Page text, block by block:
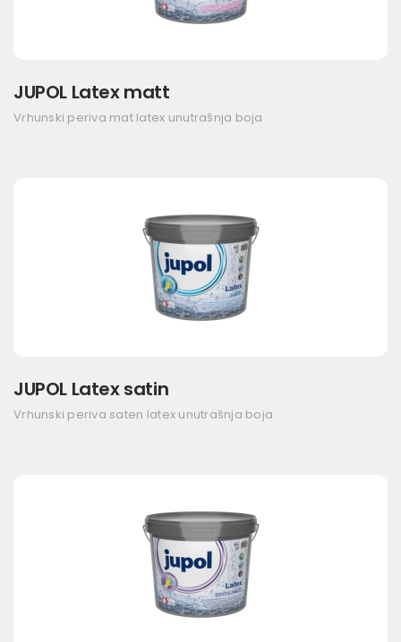
JUPOL Latex matt
Vrhunski periva mat latex unutrašnja boja
JUPOL Latex satin
Vrhunski periva saten latex unutrašnja boja